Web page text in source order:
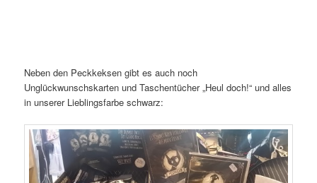
Neben den Peckkeksen gibt es auch noch
Unglückwunschskarten und Taschentücher „Heul doch!“ und alles
in unserer Lieblingsfarbe schwarz: